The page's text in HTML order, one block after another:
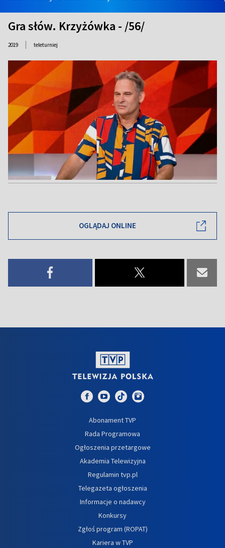
Gra słów. Krzyżówka - /56/
2019 | teleturniej
OGLĄDAJ ONLINE
Abonament TVP
Rada Programowa
Ogłoszenia przetargowe
Akademia Telewizyjna
Regulamin tvp.pl
Telegazeta ogłoszenia
Informacje o nadawcy
Konkursy
Zgłoś program (ROPAT)
Kariera w TVP